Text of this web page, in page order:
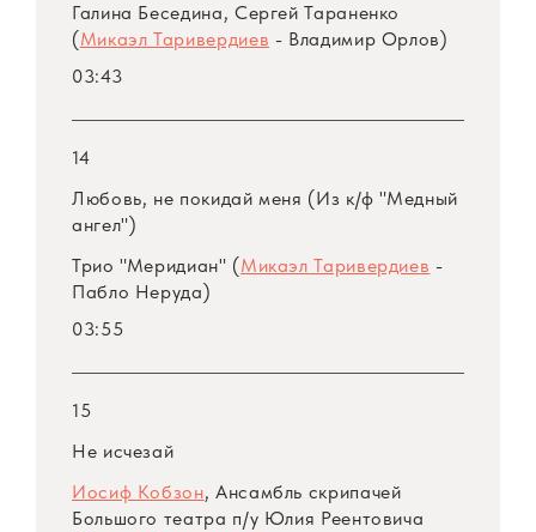
Галина Беседина, Сергей Тараненко
(Микаэл Таривердиев - Владимир Орлов)
03:43
14
Любовь, не покидай меня (Из к/ф "Медный
ангел")
Трио "Меридиан" (Микаэл Таривердиев -
Пабло Неруда)
03:55
15
Не исчезай
Иосиф Кобзон, Ансамбль скрипачей
Большого театра п/у Юлия Реентовича